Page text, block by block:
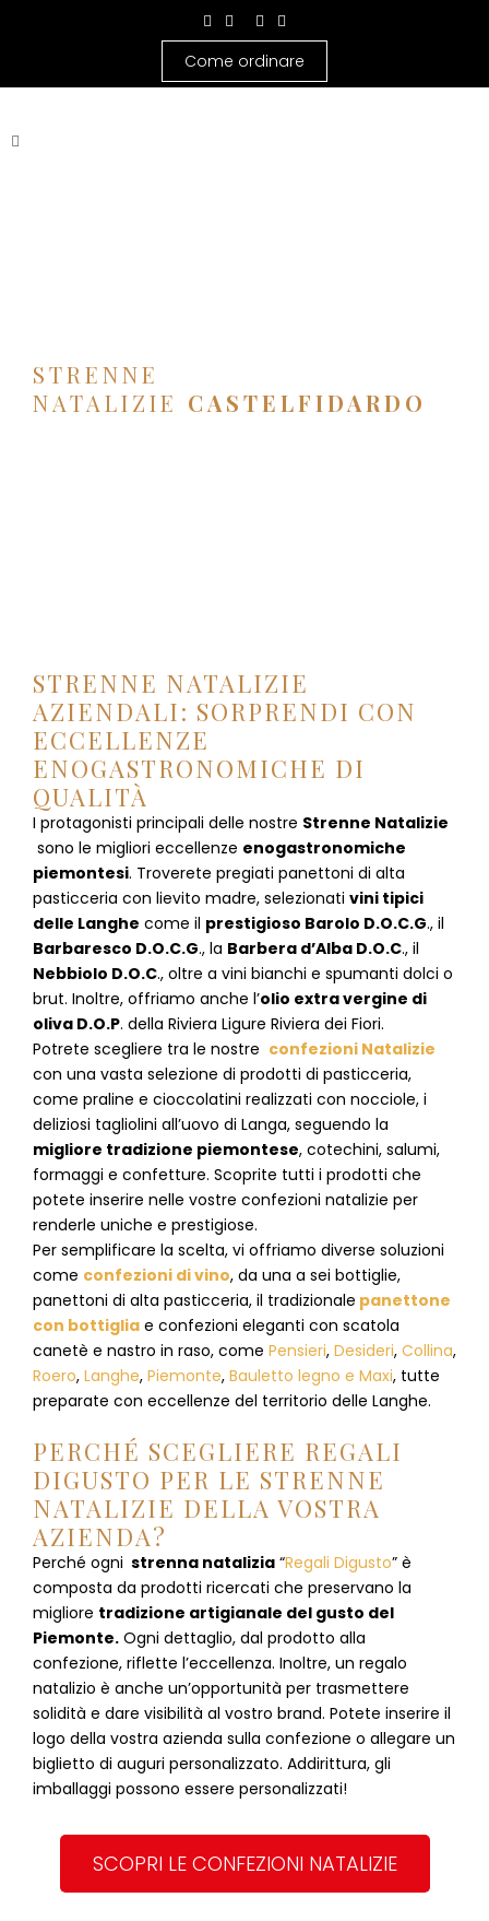
Come ordinare
STRENNE
NATALIZIE CASTELFIDARDO
STRENNE NATALIZIE
AZIENDALI: SORPRENDI CON
ECCELLENZE
ENOGASTRONOMICHE DI
QUALITÀ
I protagonisti principali delle nostre Strenne Natalizie
sono le migliori eccellenze enogastronomiche
piemontesi. Troverete pregiati panettoni di alta
pasticceria con lievito madre, selezionati vini tipici
delle Langhe come il prestigioso Barolo D.O.C.G., il
Barbaresco D.O.C.G., la Barbera d’Alba D.O.C., il
Nebbiolo D.O.C., oltre a vini bianchi e spumanti dolci o
brut. Inoltre, offriamo anche l’olio extra vergine di
oliva D.O.P. della Riviera Ligure Riviera dei Fiori.
Potrete scegliere tra le nostre confezioni Natalizie
con una vasta selezione di prodotti di pasticceria,
come praline e cioccolatini realizzati con nocciole, i
deliziosi tagliolini all’uovo di Langa, seguendo la
migliore tradizione piemontese, cotechini, salumi,
formaggi e confetture. Scoprite tutti i prodotti che
potete inserire nelle vostre confezioni natalizie per
renderle uniche e prestigiose.
Per semplificare la scelta, vi offriamo diverse soluzioni
come confezioni di vino, da una a sei bottiglie,
panettoni di alta pasticceria, il tradizionale panettone
con bottiglia e confezioni eleganti con scatola
canetè e nastro in raso, come Pensieri, Desideri, Collina,
Roero, Langhe, Piemonte, Bauletto legno e Maxi, tutte
preparate con eccellenze del territorio delle Langhe.
PERCHÉ SCEGLIERE REGALI
DIGUSTO PER LE STRENNE
NATALIZIE DELLA VOSTRA
AZIENDA?
Perché ogni strenna natalizia “Regali Digusto” è
composta da prodotti ricercati che preservano la
migliore tradizione artigianale del gusto del
Piemonte. Ogni dettaglio, dal prodotto alla
confezione, riflette l’eccellenza. Inoltre, un regalo
natalizio è anche un’opportunità per trasmettere
solidità e dare visibilità al vostro brand. Potete inserire il
logo della vostra azienda sulla confezione o allegare un
biglietto di auguri personalizzato. Addirittura, gli
imballaggi possono essere personalizzati!
SCOPRI LE CONFEZIONI NATALIZIE